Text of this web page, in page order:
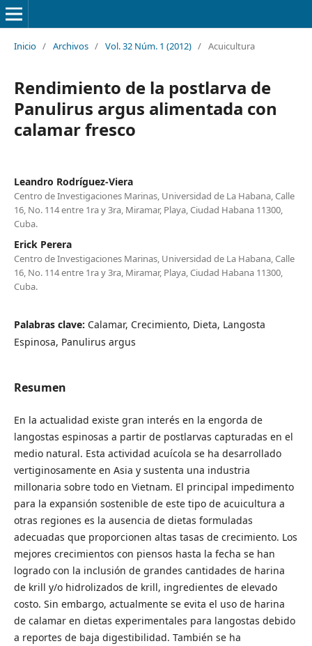
Inicio / Archivos / Vol. 32 Núm. 1 (2012) / Acuicultura
Rendimiento de la postlarva de
Panulirus argus alimentada con
calamar fresco
Leandro Rodríguez-Viera
Centro de Investigaciones Marinas, Universidad de La Habana, Calle
16, No. 114 entre 1ra y 3ra, Miramar, Playa, Ciudad Habana 11300,
Cuba.
Erick Perera
Centro de Investigaciones Marinas, Universidad de La Habana, Calle
16, No. 114 entre 1ra y 3ra, Miramar, Playa, Ciudad Habana 11300,
Cuba.
Palabras clave: Calamar, Crecimiento, Dieta, Langosta
Espinosa, Panulirus argus
Resumen
En la actualidad existe gran interés en la engorda de
langostas espinosas a partir de postlarvas capturadas en el
medio natural. Esta actividad acuícola se ha desarrollado
vertiginosamente en Asia y sustenta una industria
millonaria sobre todo en Vietnam. El principal impedimento
para la expansión sostenible de este tipo de acuicultura a
otras regiones es la ausencia de dietas formuladas
adecuadas que proporcionen altas tasas de crecimiento. Los
mejores crecimientos con piensos hasta la fecha se han
logrado con la inclusión de grandes cantidades de harina
de krill y/o hidrolizados de krill, ingredientes de elevado
costo. Sin embargo, actualmente se evita el uso de harina
de calamar en dietas experimentales para langostas debido
a reportes de baja digestibilidad. También se ha